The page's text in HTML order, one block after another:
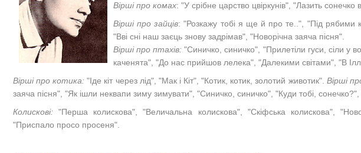
Вірші про комах: "У срібне царство цвіркунів", "Лазить сонечко
Вірші про зайців: "Розкажу тобі я ще й про те..", "Під рябими
"Вві сні наш заєць знову задрімав", "Новорічна заяча пісня".
Вірші про птахів: "Синичко, синичко", "Прилетіли гуси, сіли у
каченята", "До нас прийшов лелека", "Далекими світами", "В
Вірші про котика: "Іде кіт через лід", "Мак і Кіт", "Котик, котик, золотий животик". Вірші
заяча пісня", "Як ішли неквапи зиму зимувати", "Синичко, синичко", "Куди тобі, сонечко?",
Колискові: "Перша колискова", "Величальна колискова", "Скіфська колискова",
"Приспало просо просеня".